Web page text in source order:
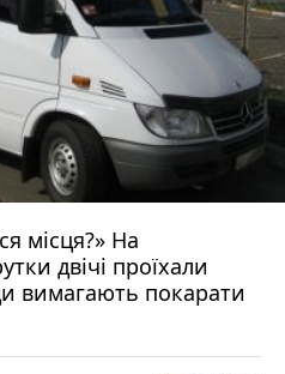
місця?» На
двічі проїхали
вимагають покарати